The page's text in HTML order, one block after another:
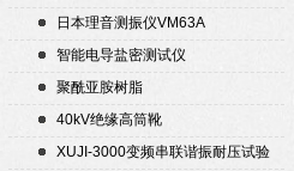
日本理音测振仪VM63A
智能电导盐密测试仪
聚酰亚胺树脂
40kV绝缘高筒靴
XUJI-3000变频串联谐振耐压试验